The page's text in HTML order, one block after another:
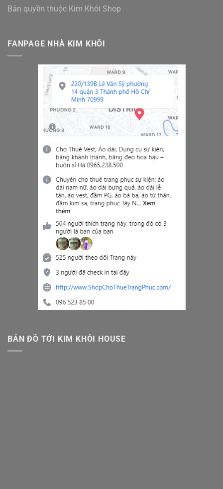
Bản quyền thuộc Kim Khôi Shop
FANPAGE NHÀ KIM KHÔI
BẢN ĐỒ TỚI KIM KHÔI HOUSE